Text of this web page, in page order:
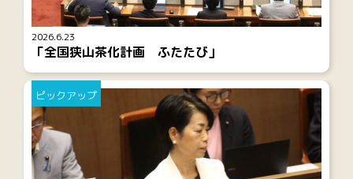
2026.6.23
「全国狭山茶化計画 ふたたび」
ピックアップ